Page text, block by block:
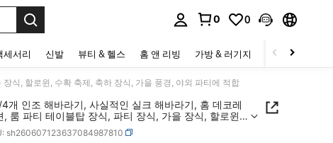
0 0
세서리 신발 뷰티 & 헬스 홈 앤 리빙 가방 & 러기지 스포츠 & 아웃
식, 할로윈, 수확 축제, 축하 장식, 가을 풍경, 야외 파티에 적합
개 인조 해바라기, 사실적인 실크 해바라기, 홈 데코레
, 룸 파티 테이블탑 장식, 파티 장식, 가을 장식, 할로윈,
축제, 축하 장식, 가을 풍경, 야외 파티에 적합
sh260607123637084987810